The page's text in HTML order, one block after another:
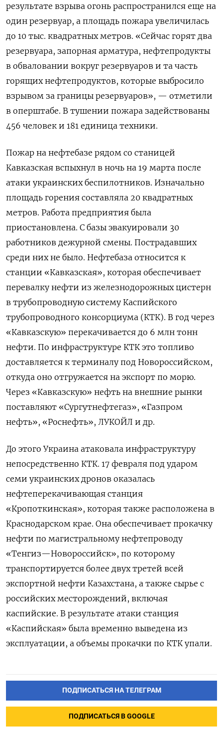
результате взрыва огонь распространился еще на
один резервуар, а площадь пожара увеличилась
до 10 тыс. квадратных метров. «Сейчас горят два
резервуара, запорная арматура, нефтепродукты
в обваловании вокруг резервуаров и та часть
горящих нефтепродуктов, которые выбросило
взрывом за границы резервуаров», — отметили
в оперштабе. В тушении пожара задействованы
456 человек и 181 единица техники.
Пожар на нефтебазе рядом со станицей
Кавказская вспыхнул в ночь на 19 марта после
атаки украинских беспилотников. Изначально
площадь горения составляла 20 квадратных
метров. Работа предприятия была
приостановлена. С базы эвакуировали 30
работников дежурной смены. Пострадавших
среди них не было. Нефтебаза относится к
станции «Кавказская», которая обеспечивает
перевалку нефти из железнодорожных цистерн
в трубопроводную систему Каспийского
трубопроводного консорциума (КТК). В год через
«Кавказскую» перекачивается до 6 млн тонн
нефти. По инфраструктуре КТК это топливо
доставляется к терминалу под Новороссийском,
откуда оно отгружается на экспорт по морю.
Через «Кавказскую» нефть на внешние рынки
поставляют «Сургутнефтегаз», «Газпром
нефть», «Роснефть», ЛУКОЙЛ и др.
До этого Украина атаковала инфраструктуру
непосредственно КТК. 17 февраля под ударом
семи украинских дронов оказалась
нефтеперекачивающая станция
«Кропоткинская», которая также расположена в
Краснодарском крае. Она обеспечивает прокачку
нефти по магистральному нефтепроводу
«Тенгиз—Новороссийск», по которому
транспортируется более двух третей всей
экспортной нефти Казахстана, а также сырье с
российских месторождений, включая
каспийские. В результате атаки станция
«Каспийская» была временно выведена из
эксплуатации, а объемы прокачки по КТК упали.
ПОДПИСАТЬСЯ НА ТЕЛЕГРАМ
ПОДПИСАТЬСЯ В GOOGLE